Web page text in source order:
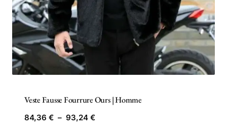
Veste Fausse Fourrure Ours | Homme
84,36€ – 93,24€Plage